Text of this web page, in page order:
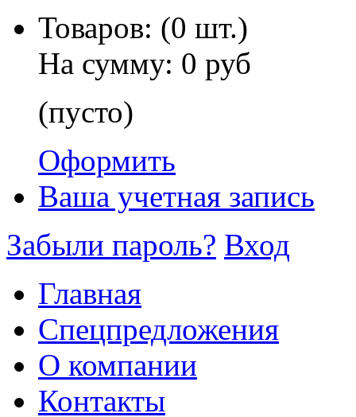
Товаров: (0 шт.)
На сумму: 0 руб
(пусто)
Оформить
Ваша учетная запись
Забыли пароль? Вход
Главная
Спецпредложения
О компании
Контакты